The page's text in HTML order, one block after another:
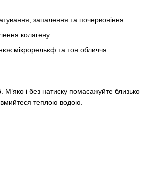
запалення та почервоніння.
колагену.
мікрорельєф та тон обличчя.
М’яко і без натиску помасажуйте близько
теплою водою.